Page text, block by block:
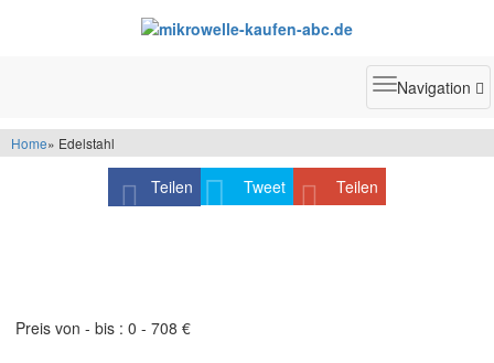
Toggle
Navigation
Home» Edelstahl
Teilen Tweet Teilen
Preis von - bis : 0 - 708 €